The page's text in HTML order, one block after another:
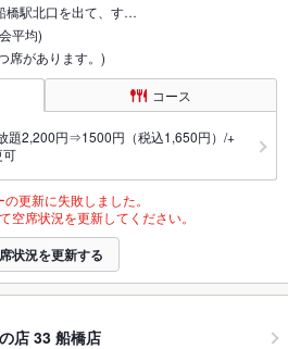
橋駅北口を出て、す…
平均)
席があります。)
コース
題2,200円⇒1500円（税込1,650円）/+
可
更新に失敗しました。
空席状況を更新してください。
状況を更新する
店 33 船橋店